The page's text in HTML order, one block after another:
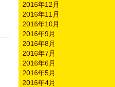
2016年12月
2016年11月
2016年10月
2016年9月
2016年8月
2016年7月
2016年6月
2016年5月
2016年4月